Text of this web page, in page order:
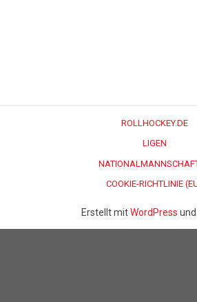
ROLLHOCKEY.DE
LIGEN
COOKIE-RICHTLINIE
Erstellt mitWordPress und